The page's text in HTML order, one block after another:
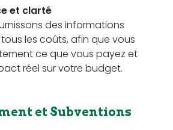
et clarté
des informations
les coûts, afin que vous
ce que vous payez et
réel sur votre budget.
et Subventions